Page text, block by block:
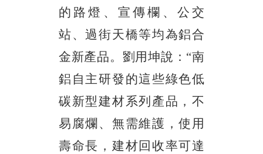
的路燈、宣傳欄、公交
站、過街天橋等均為鋁合
金新產品。劉用坤說： “南
鋁自主研發的這些綠色低
碳新型建材系列產品，不
易腐爛、無需維護，使用
壽命長，建材回收率可達